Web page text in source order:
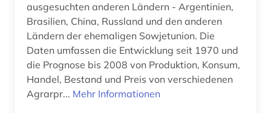
mainfranken (2)
makroökonomie (1)
malta (1)
marke (1)
ausgesuchten anderen Ländern - Argentinien,
Brasilien, China, Russland und den anderen
Ländern der ehemaligen Sowjetunion. Die
Daten umfassen die Entwicklung seit 1970 und
die Prognose bis 2008 von Produktion, Konsum,
Handel, Bestand und Preis von verschiedenen
Agrarpr... Mehr Informationen